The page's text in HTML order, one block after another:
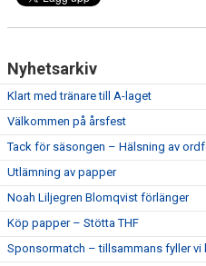
Nyhetsarkiv
Klart med tränare till A-laget
Välkommen på årsfest
Tack för säsongen – Hälsning av
Utlämning av papper
Noah Liljegren Blomqvist förlänger
Köp papper – Stötta THF
Sponsormatch – tillsammans fyller vi